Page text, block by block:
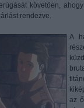
követően,
rendezve.
A
az